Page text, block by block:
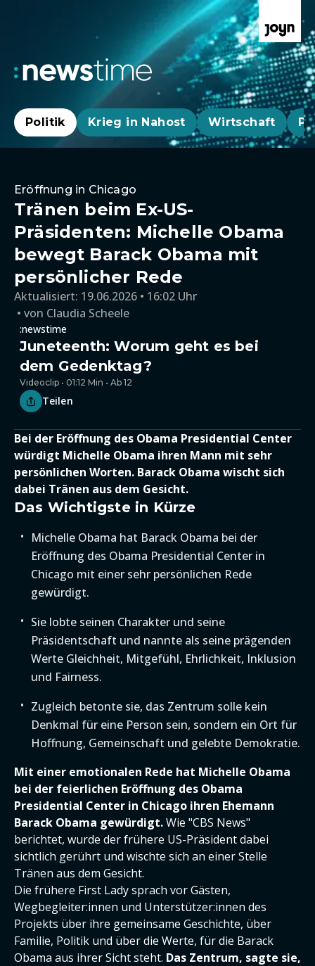
Politik Krieg in Nahost Wirtschaft
Eröffnung in Chicago
Tränen beim Ex-US-
Präsidenten: Michelle Obama
bewegt Barack Obama mit
persönlicher Rede
Aktualisiert: 19.06.2026 • 16:02 Uhr
von Claudia Scheele
:newstime
Juneteenth: Worum geht es bei
dem Gedenktag?
Videoclip • 01:12 Min • Ab 12
Teilen
Bei der Eröffnung des Obama Presidential Center
würdigt Michelle Obama ihren Mann mit sehr
persönlichen Worten. Barack Obama wischt sich
dabei Tränen aus dem Gesicht.
Das Wichtigste in Kürze
Michelle Obama hat Barack Obama bei der
Eröffnung des Obama Presidential Center in
Chicago mit einer sehr persönlichen Rede
gewürdigt.
Sie lobte seinen Charakter und seine
Präsidentschaft und nannte als seine prägenden
Werte Gleichheit, Mitgefühl, Ehrlichkeit, Inklusion
und Fairness.
Zugleich betonte sie, das Zentrum solle kein
Denkmal für eine Person sein, sondern ein Ort für
Hoffnung, Gemeinschaft und gelebte Demokratie.
Mit einer emotionalen Rede hat Michelle Obama
bei der feierlichen Eröffnung des Obama
Presidential Center in Chicago ihren Ehemann
Barack Obama gewürdigt.Wie "CBS News"
berichtet, wurde der frühere US-Präsident dabei
sichtlich gerührt und wischte sich an einer Stelle
Tränen aus dem Gesicht.
Die frühere First Lady sprach vor Gästen,
Wegbegleiter:innen und Unterstützer:innen des
Projekts über ihre gemeinsame Geschichte, über
Familie, Politik und über die Werte, für die Barack
Obama aus ihrer Sicht steht. Das Zentrum, sagte sie,